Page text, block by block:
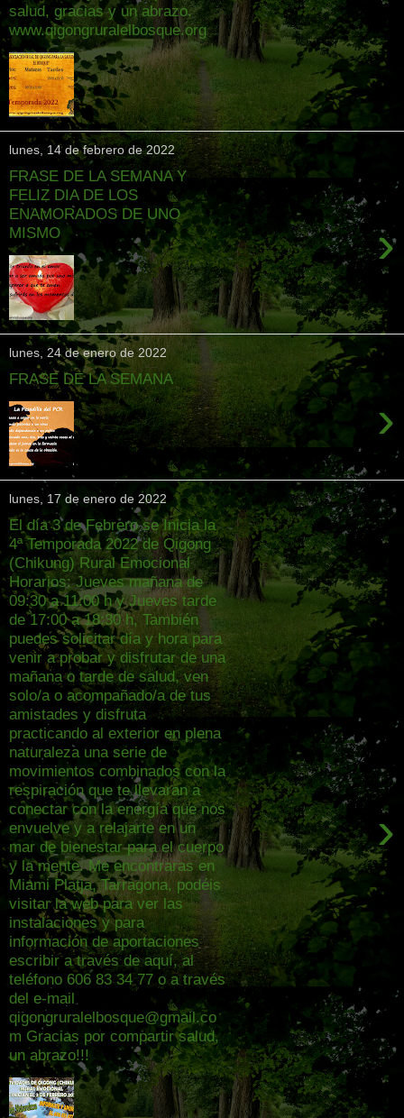
salud, gracias y un abrazo.
www.qigongruralelbosque.org
lunes, 14 de febrero de 2022
FRASE DE LA SEMANA Y
FELIZ DIA DE LOS
ENAMORADOS DE UNO
MISMO
›
lunes, 24 de enero de 2022
FRASE DE LA SEMANA
›
lunes, 17 de enero de 2022
El día 3 de Febrero se Inicia la
4ª Temporada 2022 de Qigong
(Chikung) Rural Emocional
Horarios: Jueves mañana de
09:30 a 11:00 h y Jueves tarde
de 17:00 a 18:30 h, También
puedes solicitar día y hora para
venir a probar y disfrutar de una
mañana o tarde de salud, ven
solo/a o acompañado/a de tus
amistades y disfruta
practicando al exterior en plena
naturaleza una serie de
movimientos combinados con la
respiración que te llevaran a
conectar con la energía que nos
envuelve y a relajarte en un
mar de bienestar para el cuerpo
y la mente. Me encontraras en
Miami Platja, Tarragona, podéis
visitar la web para ver las
instalaciones y para
información de aportaciones
escribir a través de aquí, al
teléfono 606 83 34 77 o a través
del e-mail
qigongruralelbosque@gmail.co
m Gracias por compartir salud,
un abrazo!!!
›